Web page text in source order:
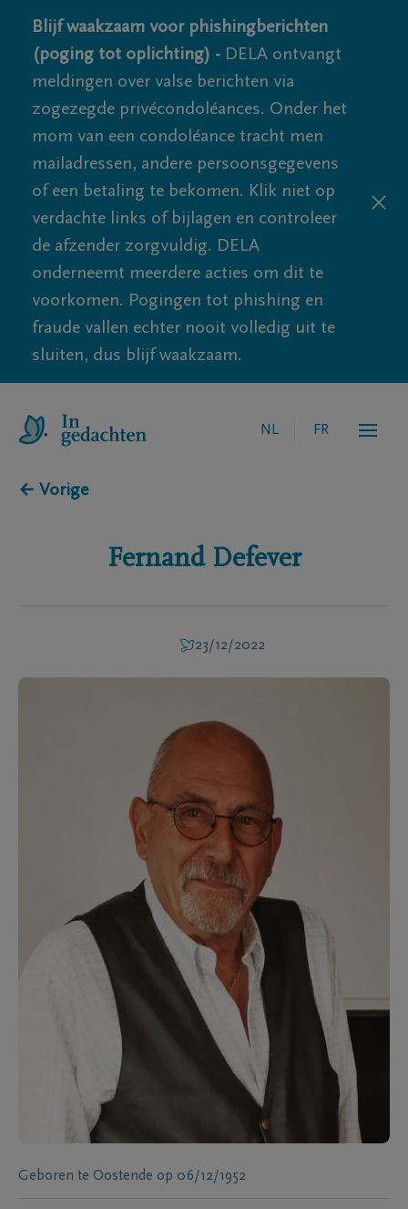
Blijf waakzaam voor phishingberichten
(poging tot oplichting) - DELA ontvangt
meldingen over valse berichten via
zogezegde privécondoléances. Onder het
mom van een condoléance tracht men
mailadressen, andere persoonsgegevens
of een betaling te bekomen. Klik niet op
verdachte links of bijlagen en controleer
de afzender zorgvuldig. DELA
onderneemt meerdere acties om dit te
voorkomen. Pogingen tot phishing en
fraude vallen echter nooit volledig uit te
sluiten, dus blijf waakzaam.
NL FR
← Vorige
Fernand Defever
23/12/2022
Geboren te Oostende op 06/12/1952